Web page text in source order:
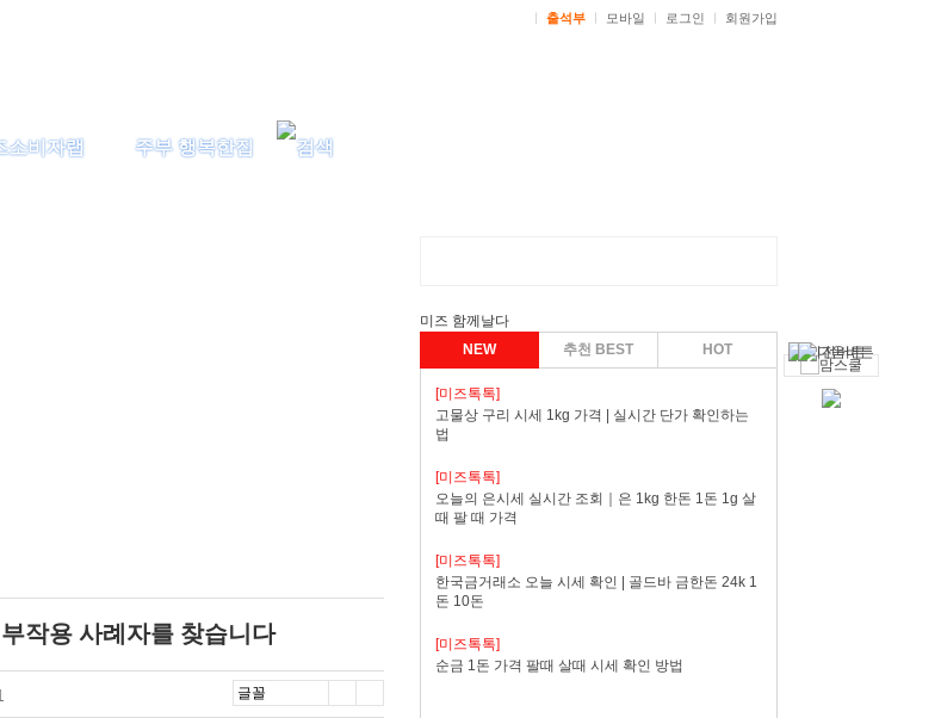
출석부 모바일 로그인 회원가입
소비자랩 주부 행복한집
작용 사례자를 찾습니다
미즈 함께날다
NEW
추천 BEST HOT
[미즈톡톡]
고물상 구리 시세 1kg 가격 | 실시간 단가 확인하는
법
[미즈톡톡]
오늘의 은시세 실시간 조회｜은 1kg 한돈 1돈 1g 살
때 팔 때 가격
[미즈톡톡]
한국금거래소 오늘 시세 확인 | 골드바 금한돈 24k 1
돈 10돈
[미즈톡톡]
순금 1돈 가격 팔때 살때 시세 확인 방법